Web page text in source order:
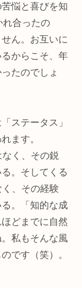
悩と喜びを知
れ合ったの
ん。お互いに
からこそ、年
たのでしょ
ステータス」
ます。
く、その鋭
。そしてくる
、その経験
。「知的な成
どまでに自然
私もそんな風
です（笑）。